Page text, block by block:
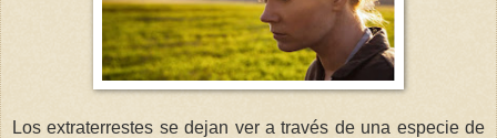
Los extraterrestes se dejan ver a través de una especie de